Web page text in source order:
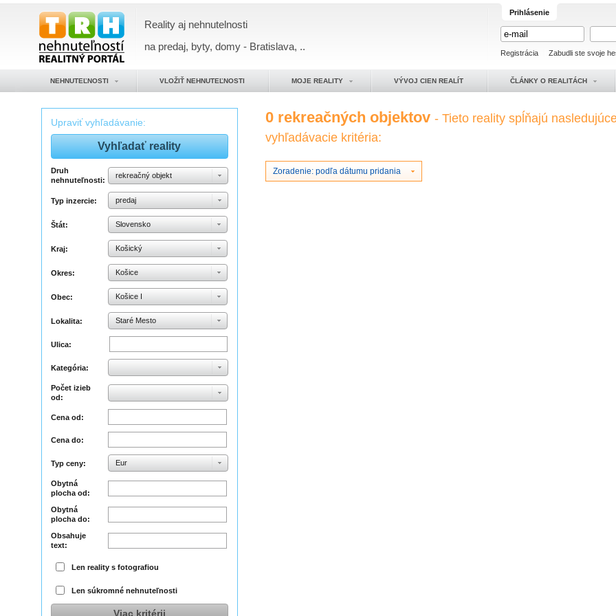
Reality aj nehnutelnosti
na predaj, byty, domy - Bratislava, ..
Prihlásenie
Registrácia Zabudli ste svoje
NEHNUTEĽNOSTI VLOŽIŤ NEHNUTEĽNOSTI MOJE REALITY VÝVOJ CIEN REALÍT ČLÁNKY O REALITÁCH
Upraviť vyhľadávanie:
Druh
nehnuteľnosti:
rekreačný objekt
Typ inzercie: predaj
Štát: Slovensko
Kraj: Košický
Okres: Košice
Obec: Košice I
Lokalita: Staré Mesto
Ulica:
Kategória:
Počet izieb
od:
Cena od:
Cena do:
Typ ceny: Eur
Obytná
plocha od:
Obytná
plocha do:
Obsahuje
text:
Len reality s fotografiou
Len súkromné nehnuteľnosti
Viac kritérii
0 rekreačných objektov- Tieto reality spĺňajú
vyhľadávacie kritéria:
Zoradenie: podľa dátumu pridania